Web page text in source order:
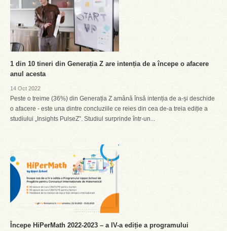
1 din 10 tineri din Generația Z are intenția de a începe o afacere
anul acesta
14 Oct 2022
Peste o treime (36%) din Generația Z amână însă intenția de a-și deschide
o afacere - este una dintre concluziile ce reies din cea de-a treia ediție a
studiului „Insights PulseZ”. Studiul surprinde într-un...
Începe HiPerMath 2022-2023 – a IV-a ediție a programului